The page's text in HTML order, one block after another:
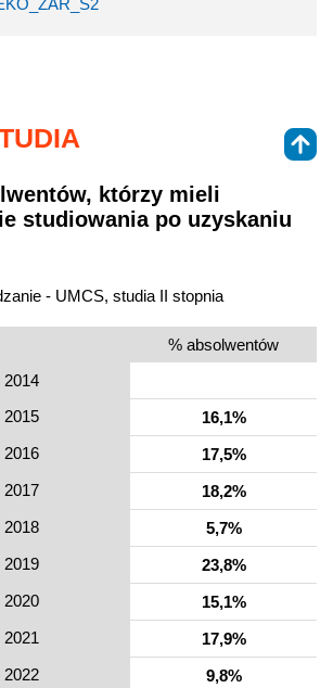
którzy mieli
studiowania po uzyskaniu
- UMCS, studia II stopnia
% absolwentów
2014
2015
16,1%
2016
17,5%
2017
18,2%
2018
5,7%
2019
23,8%
2020
15,1%
17,9%
2022
9,8%